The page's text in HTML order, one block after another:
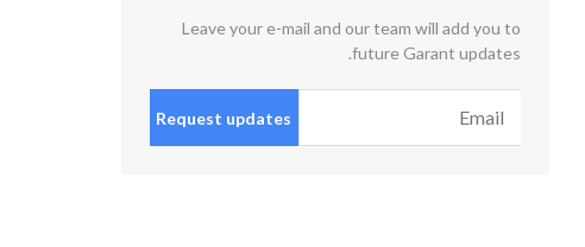
Leave your e-mail and our team will add you to
future Garant updates.
Request updates